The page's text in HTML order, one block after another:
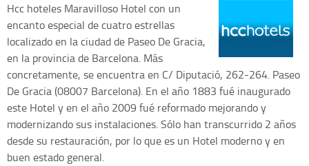
Hcc hoteles Maravilloso Hotel con un
encanto especial de cuatro estrellas
localizado en la ciudad de Paseo De Gracia,
en la provincia de Barcelona. Más
concretamente, se encuentra en C/ Diputació, 262-264. Paseo
De Gracia (08007 Barcelona). En el año 1883 fué inaugurado
este Hotel y en el año 2009 fué reformado mejorando y
modernizando sus instalaciones. Sólo han transcurrido 2 años
desde su restauración, por lo que es un Hotel moderno y en
buen estado general.